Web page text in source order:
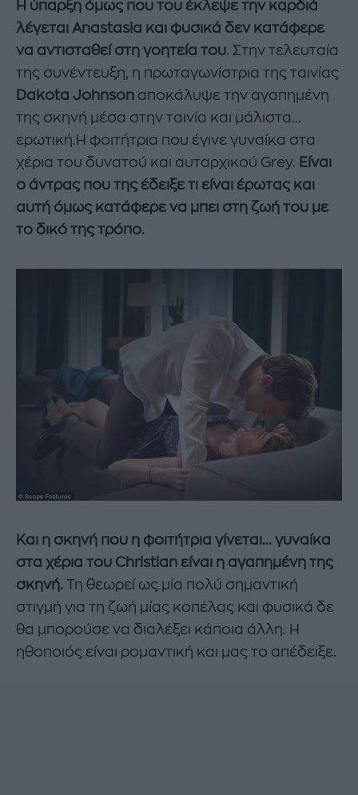
Η ύπαρξη όμως που του έκλεψε την καρδιά
λέγεται Anastasia και φυσικά δεν κατάφερε
να αντισταθεί στη γοητεία του. Στην τελευταία
της συνέντευξη, η πρωταγωνίστρια της ταινίας
Dakota Johnson αποκάλυψε την αγαπημένη
της σκηνή μέσα στην ταινία και μάλιστα...
ερωτική.Η φοιτήτρια που έγινε γυναίκα στα
χέρια του δυνατού και αυταρχικού Grey. Είναι
ο άντρας που της έδειξε τι είναι έρωτας και
αυτή όμως κατάφερε να μπει στη ζωή του με
το δικό της τρόπο.
Και η σκηνή που η φοιτήτρια γίνεται... γυναίκα
στα χέρια του Christian είναι η αγαπημένη της
σκηνή. Τη θεωρεί ως μία πολύ σημαντική
στιγμή για τη ζωή μίας κοπέλας και φυσικά δε
θα μπορούσε να διαλέξει κάποια άλλη. Η
ηθοποιός είναι ρομαντική και μας το απέδειξε.